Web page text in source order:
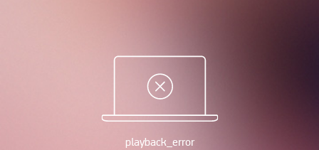
playback_error